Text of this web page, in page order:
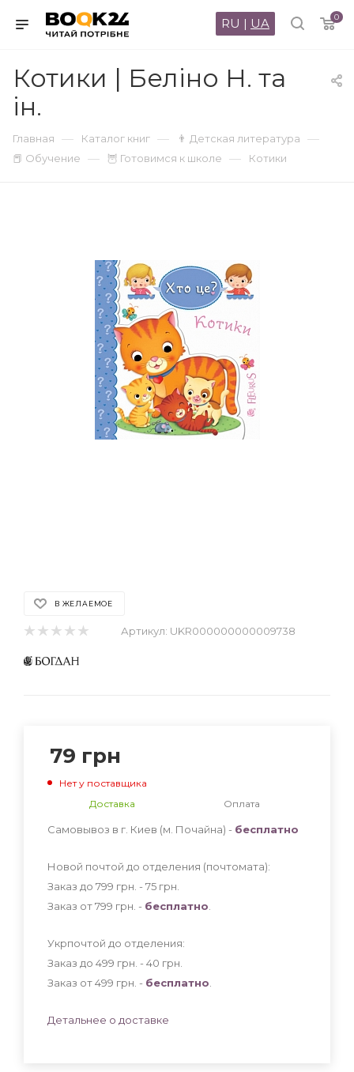
0
RU | UA
Котики | Беліно Н. та
ін.
Главная — Каталог книг — 👨 Детская литература —
📕 Обучение — 🦉 Готовимся к школе — Котики
В ЖЕЛАЕМОЕ
Артикул: UKR000000000009738
79 грн
Нет у поставщика
Доставка
Оплата
Самовывоз в г. Киев (м. Почайна) - бесплатно
Новой почтой до отделения (почтомата):
Заказ до 799 грн. - 75 грн
Заказ от 799 грн. - бесплатно
Укрпочтой до отделения:
Заказ до 499 грн. - 40 грн
Заказ от 499 грн. - бесплатно
Детальнее о доставке